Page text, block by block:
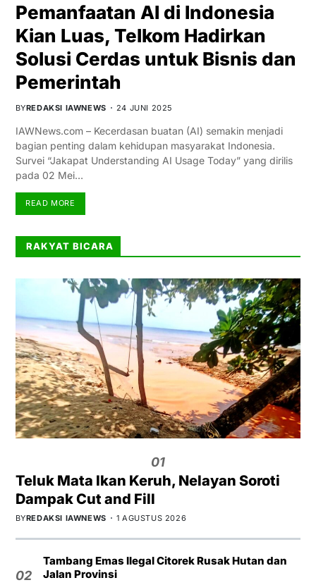
Pemanfaatan AI di Indonesia
Kian Luas, Telkom Hadirkan
Solusi Cerdas untuk Bisnis dan
Pemerintah
BYREDAKSI IAWNEWS 24 JUNI 2025
IAWNews.com – Kecerdasan buatan (AI) semakin menjadi
bagian penting dalam kehidupan masyarakat Indonesia.
Survei “Jakapat Understanding AI Usage Today” yang dirilis
pada 02 Mei…
READ MORE
RAKYAT BICARA
01
Teluk Mata Ikan Keruh, Nelayan Soroti
Dampak Cut and Fill
BYREDAKSI IAWNEWS 1 AGUSTUS 2026
02
Tambang Emas Ilegal Citorek Rusak Hutan dan
Jalan Provinsi